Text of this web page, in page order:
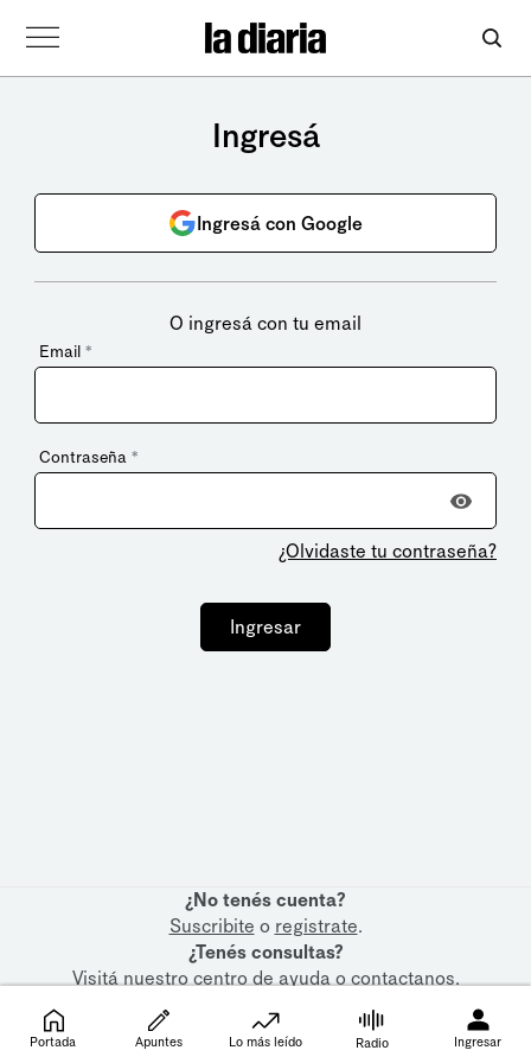
Ingresá
Ingresá con Google
O ingresá con tu email
Email *
Contraseña *
¿Olvidaste tu contraseña?
Ingresar
¿No tenés cuenta?
Suscribite o registrate.
¿Tenés consultas?
Visitá nuestrocentro de ayudaocontactanos.
Portada Apuntes Lo más leído Radio Ingresar